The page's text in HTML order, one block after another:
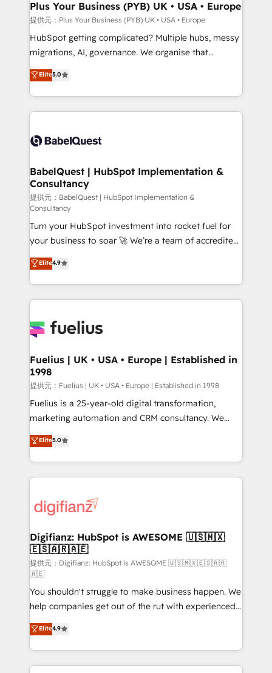
Town, Dubai & London. 500+ HubSpot CRM
implementations delivered. AI visibility coverage
across ChatGPT, Claude, Perplexity, Gemini and
Google AI Overviews. HubSpot Impact Award -
Innovation HubSpot Impact Award - Platform
Migration Excellence HubSpot Impact Award -
accreditations with HubSpot.
Plus Your Business (PYB) UK • USA • Europe
提供元：Plus Your Business (PYB) UK • USA • Europe
HubSpot getting complicated? Multiple hubs, messy
migrations, AI, governance. We organise that
complexity, so your team can put HubSpot to work...
Welcome to our Profile! We help with: • CRM
implementation, reports, workflows, and team
training • CRM migration from Salesforce, Pipedrive,
custom API integrations with ERP (and other
operations A little about us: • Boutique 'Elite' team of
12 • 150+ clients across Sales Hub, Marketing Hub,
Service Hub, Data Hub and CMS • ISO/IEC
27001:2022, ISO 9001:2015, and ISO 42001:2023
certified - the AI management standard • GuardHub:
our AI governance framework, built on ISO 42001
Ready for the next step? Click the 👈 '𝗖𝗼𝗻𝘁𝗮𝗰𝘁
𝗯𝘂𝘀𝗶𝗻𝗲𝘀𝘀' button to get in touch (𝘸𝘦'𝘳𝘦 𝘴𝘶𝘱𝘦𝘳
𝘳𝘦𝘴𝘱𝘰𝘯𝘴𝘪𝘷𝘦)
Elite5.0
BabelQuest | HubSpot Implementation &
Consultancy
提供元：BabelQuest | HubSpot Implementation &
Consultancy
Turn your HubSpot investment into rocket fuel for
your business to soar 🚀 We’re a team of accredited
HubSpot experts ready to help you. We can
implement the platform into complex business
environments, optimise what you've got and make
sure you can actually use it, build your website in
for you and execute it on HubSpot. We are on the
framework, meaning we've been accredited by
HubSpot and vetted by the CCS, which means we
can support public sector companies as well the
other ones listed in our profile. Our services: -
HubSpot implementation - HubSpot CMS website
is there for you to: - Grow revenue, and run your
business more efficiently - Build stronger
more people - Get the most out of your HubSpot
investment
Elite4.9
Fuelius | UK • USA • Europe | Established in
1998
提供元：Fuelius | UK • USA • Europe | Established in 1998
Fuelius is a 25-year-old digital transformation,
marketing automation and CRM consultancy. We
enable mid-market and enterprise clients to
maximise their return from digital and fuel their
growth. We modernise platforms, streamline
operations that are causing inefficiencies, improve
supercharge revenue operations Key services: • CRM
Transformation / Web Development • RevOps &
Sales Consulting • Marketing Automation What
makes us different? 🚀 Top 0.5% of global HubSpot
agencies ⚙️ The strongest technical ability and
integration capabilities 💼 Consultative, long-term
partners who will embed ourselves into your
business, processes and systems 🏢 We specialise in
working with mid-market and enterprise
organisations, global organisations and those with
complex use cases 🏆 CRM Implementation,
Elite5.0
Digifianz: HubSpot is AWESOME 🇺🇸🇲🇽
🇪🇸🇦🇷🇦🇪
提供元：Digifianz: HubSpot is AWESOME 🇺🇸🇲🇽🇪🇸🇦🇷
🇦🇪
You shouldn't struggle to make business happen. We
help companies get out of the rut with experienced,
process-oriented teams implementing HubSpot
Marketing, Sales, Service, CMS and Operations Hub,
so selling and actually engaging with your customers
feels easy and pain-free. We are a top ranked
Elite4.9